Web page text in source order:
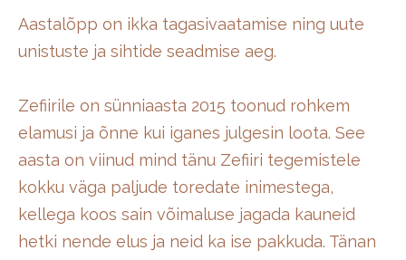
Aastalõpp on ikka tagasivaatamise ning uute
unistuste ja sihtide seadmise aeg.
Zefiirile on sünniaasta 2015 toonud rohkem
elamusi ja õnne kui iganes julgesin loota. See
aasta on viinud mind tänu Zefiiri tegemistele
kokku väga paljude toredate inimestega,
kellega koos sain võimaluse jagada kauneid
hetki nende elus ja neid ka ise pakkuda. Tänan